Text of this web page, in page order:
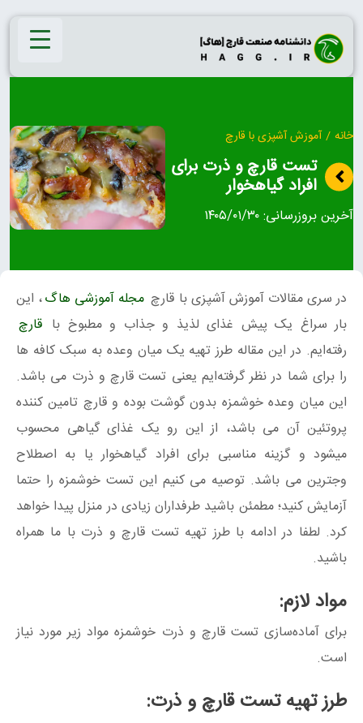
Skip
content
خانه / آموزش آشپزی با قارچ
تست قارچ و ذرت برای
افراد گیاهخوار
آخرین بروزرسانی:۱۴۰۵/۰۱/۳۰
در سری مقالات آموزش آشپزی با قارچ مجله آموزشی هاگ، این
بار سراغ یک پیش غذای لذیذ و جذاب و مطبوخ با قارچ
رفته‌ایم. در این مقاله طرز تهیه یک میان وعده به سبک کافه ها
را برای شما در نظر گرفته‌ایم یعنی تست قارچ و ذرت می باشد.
این میان وعده خوشمزه بدون گوشت بوده و قارچ تامین کننده
پروتئین آن می باشد، از این رو یک غذای گیاهی محسوب
میشود و گزینه مناسبی برای افراد گیاهخوار یا به اصطلاح
وجترین می باشد. توصیه می کنیم این تست خوشمزه را حتما
آزمایش کنید؛ مطمئن باشید طرفداران زیادی در منزل پیدا خواهد
کرد. لطفا در ادامه با طرز تهیه تست قارچ و ذرت با ما همراه
باشید.
مواد لازم:
برای آماده‌سازی تست قارچ و ذرت خوشمزه مواد زیر مورد نیاز
است.
طرز تهیه تست قارچ و ذرت: